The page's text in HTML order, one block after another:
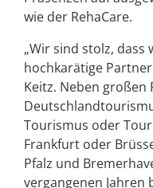
wie der RehaCare.
„Wir sind stolz, dass
hochkarätige
Keitz. Neben großen
Tourismus oder
Frankfurt oder
Pfalz und
vergangenen